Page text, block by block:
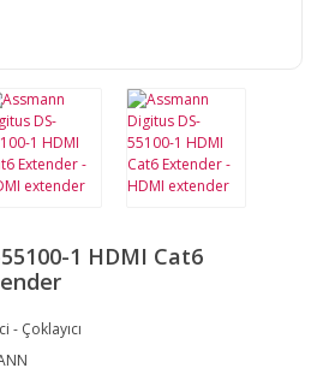
1 HDMI Cat6
- Çoklayıcı